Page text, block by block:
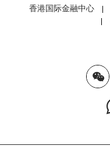
香港国际金融中心